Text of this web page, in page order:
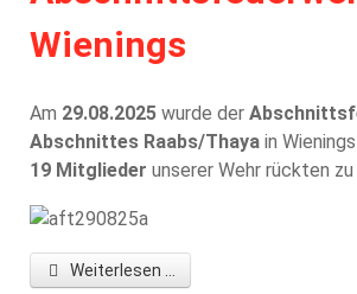
Wienings
Am 29.08.2025 wurde der
Abschnittes Raabs/Thaya in
19 Mitglieder unserer Wehr rückten
Weiterlesen ...